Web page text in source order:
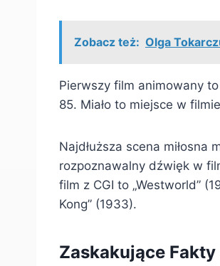
Zobacz też: Olga
Pierwszy film animowany
85. Miało to miejsce w
Najdłuższa scena miłosna
rozpoznawalny dźwięk w
film z CGI to „Westworld”
Kong” (1933).
Zaskakujące Fakty